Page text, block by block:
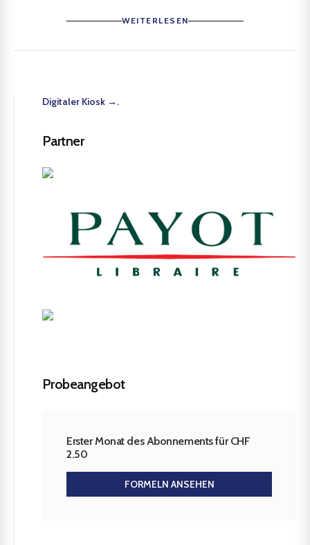
WEITERLESEN
Digitaler Kiosk →.
Partner
Probeangebot
Erster Monat des Abonnements für CHF
2.50
FORMELN ANSEHEN